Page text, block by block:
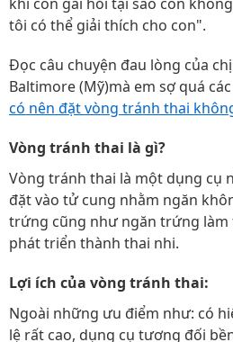
tôi có thể giải thích cho con".
Đọc câu chuyện đau lòng của
Baltimore (Mỹ)mà em sợ quá
có nên đặt vòng tránh thai
Vòng tránh thai là gì?
Vòng tránh thai là một dụng cụ
đặt vào tử cung nhằm ngăn
trứng cũng như ngăn trứng
phát triển thành thai nhi.
Lợi ích của vòng tránh thai:
Ngoài những ưu điểm như: có
lệ rất cao, dụng cụ tương đối